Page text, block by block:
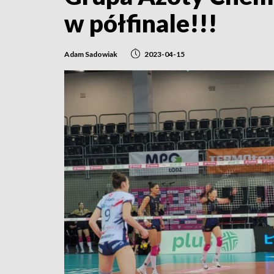
w półfinale!!!
Adam Sadowiak 2023-04-15